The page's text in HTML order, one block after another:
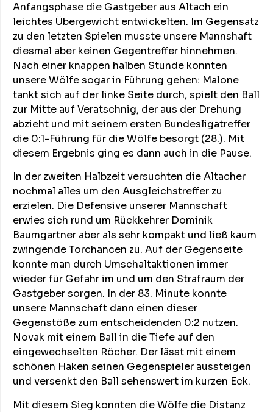
Anfangsphase die Gastgeber aus Altach ein
leichtes Übergewicht entwickelten. Im Gegensatz
zu den letzten Spielen musste unsere Mannshaft
diesmal aber keinen Gegentreffer hinnehmen.
Nach einer knappen halben Stunde konnten
unsere Wölfe sogar in Führung gehen: Malone
tankt sich auf der linke Seite durch, spielt den Ball
zur Mitte auf Veratschnig, der aus der Drehung
abzieht und mit seinem ersten Bundesligatreffer
die 0:1-Führung für die Wölfe besorgt (28.). Mit
diesem Ergebnis ging es dann auch in die Pause.
In der zweiten Halbzeit versuchten die Altacher
nochmal alles um den Ausgleichstreffer zu
erzielen. Die Defensive unserer Mannschaft
erwies sich rund um Rückkehrer Dominik
Baumgartner aber als sehr kompakt und ließ kaum
zwingende Torchancen zu. Auf der Gegenseite
konnte man durch Umschaltaktionen immer
wieder für Gefahr im und um den Strafraum der
Gastgeber sorgen. In der 83. Minute konnte
unsere Mannschaft dann einen dieser
Gegenstöße zum entscheidenden 0:2 nutzen.
Novak mit einem Ball in die Tiefe auf den
eingewechselten Röcher. Der lässt mit einem
schönen Haken seinen Gegenspieler aussteigen
und versenkt den Ball sehenswert im kurzen Eck.
Mit diesem Sieg konnten die Wölfe die Distanz